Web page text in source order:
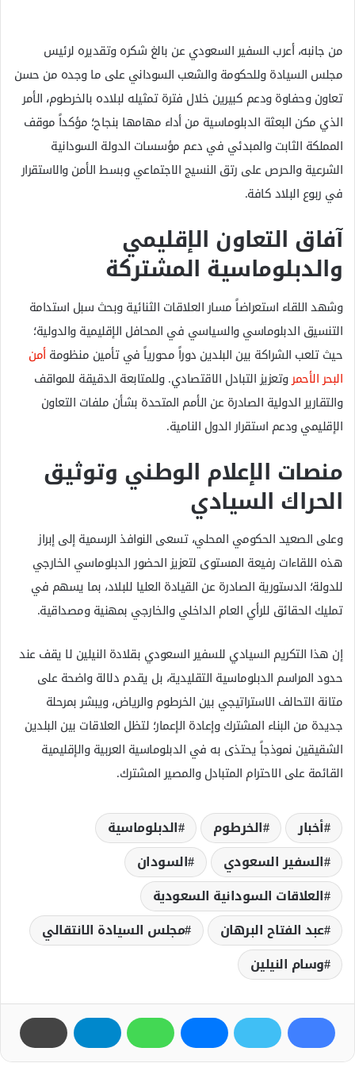
من جانبه، أعرب السفير السعودي عن بالغ شكره وتقديره لرئيس
مجلس السيادة وللحكومة والشعب السوداني على ما وجده من حسن
تعاون وحفاوة ودعم كبيرين خلال فترة تمثيله لبلاده بالخرطوم، الأمر
الذي مكن البعثة الدبلوماسية من أداء مهامها بنجاح؛ مؤكداً موقف
المملكة الثابت والمبدئي في دعم مؤسسات الدولة السودانية
الشرعية والحرص على رتق النسيج الاجتماعي وبسط الأمن والاستقرار
في ربوع البلاد كافة.
آفاق التعاون الإقليمي
والدبلوماسية المشتركة
وشهد اللقاء استعراضاً مسار العلاقات الثنائية وبحث سبل استدامة
التنسيق الدبلوماسي والسياسي في المحافل الإقليمية والدولية؛
حيث تلعب الشراكة بين البلدين دوراً محورياً في تأمين منظومةأمن
البحر الأحمروتعزيز التبادل الاقتصادي. وللمتابعة الدقيقة للمواقف
والتقارير الدولية الصادرة عن الأمم المتحدة بشأن ملفات التعاون
الإقليمي ودعم استقرار الدول النامية.
منصات الإعلام الوطني وتوثيق
الحراك السيادي
وعلى الصعيد الحكومي المحلي، تسعى النوافذ الرسمية إلى إبراز
هذه اللقاءات رفيعة المستوى لتعزيز الحضور الدبلوماسي الخارجي
للدولة؛ الدستورية الصادرة عن القيادة العليا للبلاد، بما يسهم في
تمليك الحقائق للرأي العام الداخلي والخارجي بمهنية ومصداقية.
إن هذا التكريم السيادي للسفير السعودي بقلادة النيلين لا يقف عند
حدود المراسم الدبلوماسية التقليدية، بل يقدم دلالة واضحة على
متانة التحالف الاستراتيجي بين الخرطوم والرياض، ويبشر بمرحلة
جديدة من البناء المشترك وإعادة الإعمار؛ لتظل العلاقات بين البلدين
الشقيقين نموذجاً يحتذى به في الدبلوماسية العربية والإقليمية
القائمة على الاحترام المتبادل والمصير المشترك.
أخبار الخرطوم
الدبلوماسية
السفير السعودي
السودان
العلاقات السودانية السعودية
عبد الفتاح البرهان
مجلس السيادة الانتقالي
وسام النيلين